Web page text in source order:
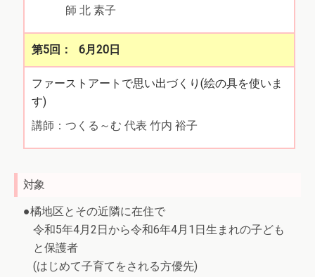
師 北 素子
6月20日
ファーストアートで思い出づくり(絵の具を使いま
す)
講師：つくる～む 代表 竹内 裕子
対象
●橘地区とその近隣に在住で
令和5年4月2日から令和6年4月1日生まれの子ども
と保護者
(はじめて子育てをされる方優先)